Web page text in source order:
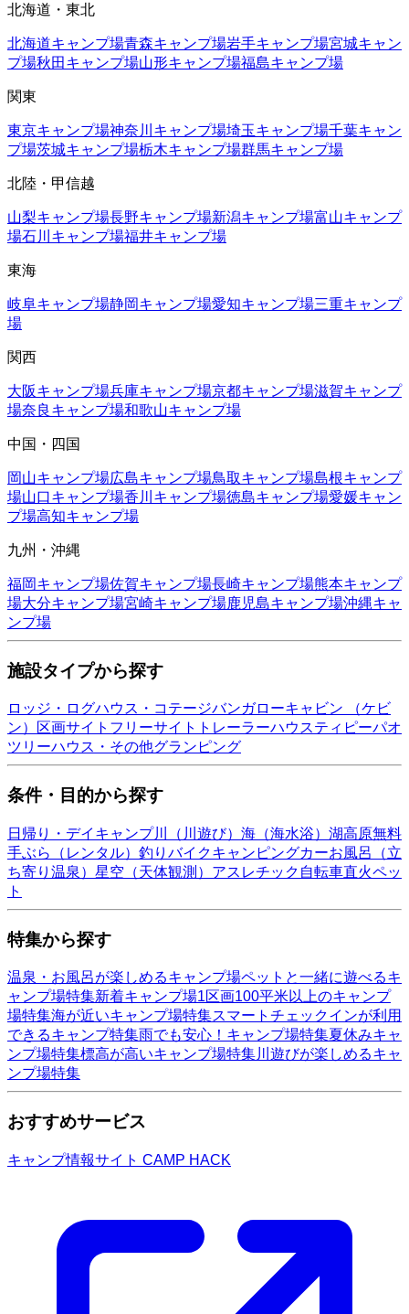
北海道・東北
北海道キャンプ場青森キャンプ場岩手キャンプ場宮城キャン
プ場秋田 キャンプ場山形キャンプ場福島キャンプ場
関東
東京キャンプ場神奈川 キャンプ場埼玉キャンプ場千葉キャン
プ場茨城キャンプ場栃木キャンプ場群馬キャンプ場
北陸・甲信越
山梨キャンプ場長野キャンプ場新潟キャンプ場富山キャンプ
場石川 キャンプ場福井キャンプ場
東海
岐阜キャンプ場静岡キャンプ場愛知キャンプ場三重キャンプ
場
関西
大阪キャンプ場兵庫キャンプ場京都キャンプ場滋賀キャンプ
場奈良 キャンプ場和歌山キャンプ場
中国・四国
岡山キャンプ場広島キャンプ場鳥取キャンプ場島根キャンプ
場山口キャンプ場香川 キャンプ場徳島キャンプ場愛媛キャン
プ場高知キャンプ場
九州・沖縄
福岡キャンプ場佐賀キャンプ場長崎キャンプ場熊本キャンプ
場大分キャンプ場宮崎キャンプ場鹿児島キャンプ場沖縄キャ
ンプ場
施設タイプから探す
ロッジ・ログハウス・コテージバンガローキャビン （ケビ
ン）
区画サイト フリーサイト トレーラーハウスティピーパオ
ツリーハウス・その他グランピング
条件・目的から探す
日帰り・デイキャンプ川（川遊び） 海（海水浴） 湖高原無料
手ぶら（レンタル） 釣り バイクキャンピングカーお風呂（立
ち寄り温泉） 星空（天体観測） アスレチック 自転車直火ペッ
ト
特集から探す
温泉・お風呂が楽しめるキャンプ場ペットと一緒に遊べるキ
ャンプ場特集新着キャンプ場1区画100平米以上のキャンプ
場特集海が近いキャンプ場特集スマートチェックインが利用
できるキャンプ特集雨でも安心！キャンプ場特集夏休みキャ
ンプ場特集標高が高いキャンプ場特集川遊びが楽しめるキャ
ンプ場特集
おすすめサービス
キャンプ情報サイト CAMP HACK